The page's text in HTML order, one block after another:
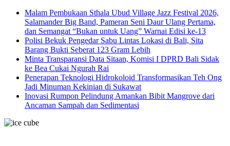
Malam Pembukaan Sthala Ubud Village Jazz Festival 2026,
Salamander Big Band, Pameran Seni Daur Ulang Pertama,
dan Semangat “Bukan untuk Uang” Warnai Edisi ke-13
Polisi Bekuk Pengedar Sabu Lintas Lokasi di Bali, Sita
Barang Bukti Seberat 123 Gram Lebih
Minta Transparansi Data Sitaan, Komisi I DPRD Bali Sidak
ke Bea Cukai Ngurah Rai
Penerapan Teknologi Hidrokoloid Transformasikan Teh Ong
Jadi Minuman Kekinian di Sukawat
Inovasi Rumpon Pelindung Amankan Bibit Mangrove dari
Ancaman Sampah dan Sedimentasi